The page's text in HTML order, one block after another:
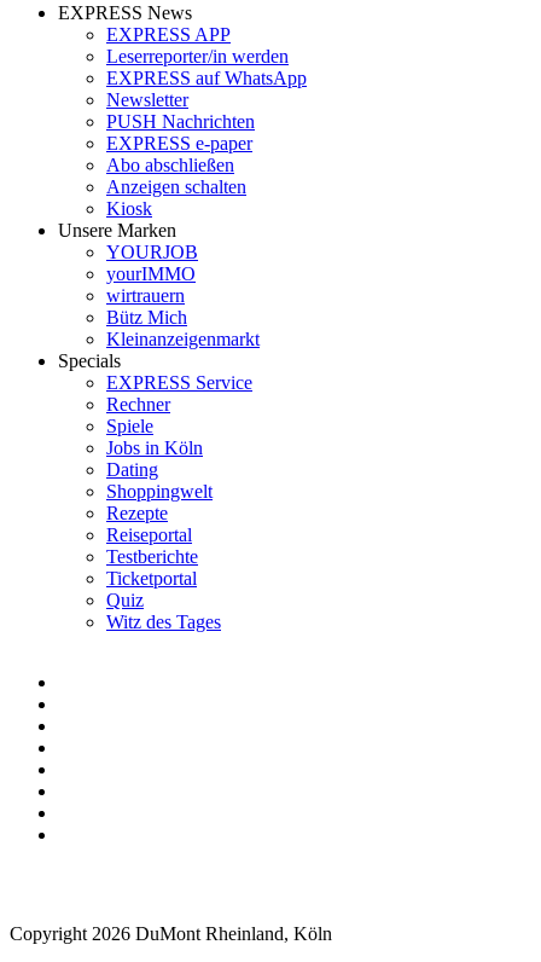
EXPRESS News
EXPRESS APP
Leserreporter/in werden
EXPRESS auf WhatsApp
Newsletter
PUSH Nachrichten
EXPRESS e-paper
Abo abschließen
Anzeigen schalten
Kiosk
Unsere Marken
YOURJOB
yourIMMO
wirtrauern
Bütz Mich
Kleinanzeigenmarkt
Specials
EXPRESS Service
Rechner
Spiele
Jobs in Köln
Dating
Shoppingwelt
Rezepte
Reiseportal
Testberichte
Ticketportal
Quiz
Witz des Tages
Copyright 2026 DuMont Rheinland, Köln